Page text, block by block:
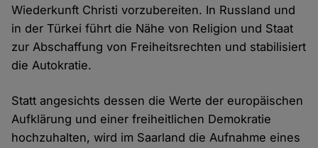
Wiederkunft Christi vorzubereiten. In Russland und
in der Türkei führt die Nähe von Religion und Staat
zur Abschaffung von Freiheitsrechten und stabilisiert
die Autokratie.
Statt angesichts dessen die Werte der europäischen
Aufklärung und einer freiheitlichen Demokratie
hochzuhalten, wird im Saarland die Aufnahme eines